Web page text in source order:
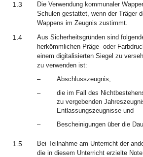
1.3
Die Verwendung kommunaler
Schulen gestattet, wenn der Träger
Wappens im Zeugnis zustimmt.
1.4
Aus Sicherheitsgründen sind
herkömmlichen Präge- oder
einem digitalisierten Siegel zu
zu verwenden ist:
–
Abschlusszeugnis,
–
die im Fall des
zu vergebenden
Entlassungszeugnisse und
–
Bescheinigungen über die
1.5
Bei Teilnahme am Unterricht der
die in diesem Unterricht erzielte